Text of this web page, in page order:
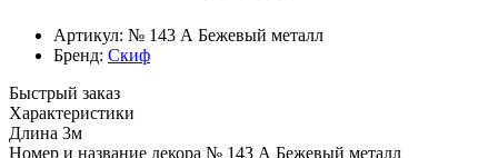
Артикул: № 143 А Бежевый металл
Бренд: Скиф
Быстрый заказ
Характеристики
Длина 3м
Номер и название декора № 143 А Бежевый металл